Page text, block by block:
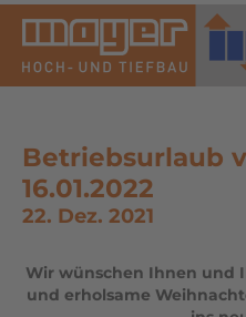
Betriebsurlaub
16.01.2022
22. Dez. 2021
Wir wünschen Ihnen und
und erholsame